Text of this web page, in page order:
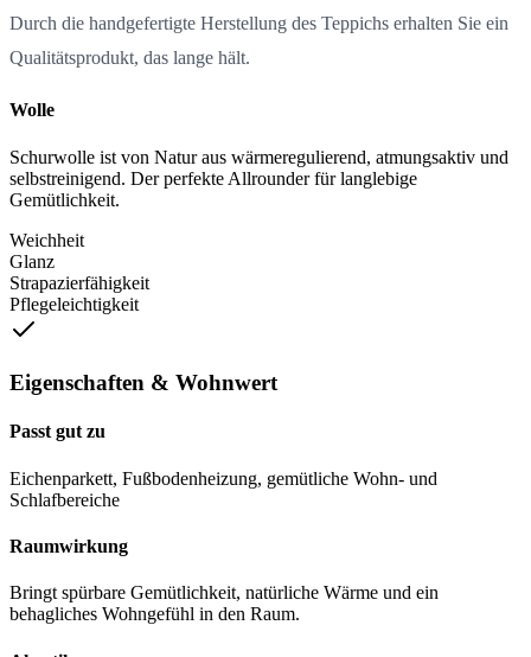
Durch die handgefertigte Herstellung des Teppichs erhalten Sie ein
Qualitätsprodukt, das lange hält.
Wolle
Schurwolle ist von Natur aus wärmeregulierend, atmungsaktiv und
selbstreinigend. Der perfekte Allrounder für langlebige
Gemütlichkeit.
Weichheit
Glanz
Strapazierfähigkeit
Pflegeleichtigkeit
Eigenschaften & Wohnwert
Passt gut zu
Eichenparkett, Fußbodenheizung, gemütliche Wohn- und
Schlafbereiche
Raumwirkung
Bringt spürbare Gemütlichkeit, natürliche Wärme und ein
behagliches Wohngefühl in den Raum.